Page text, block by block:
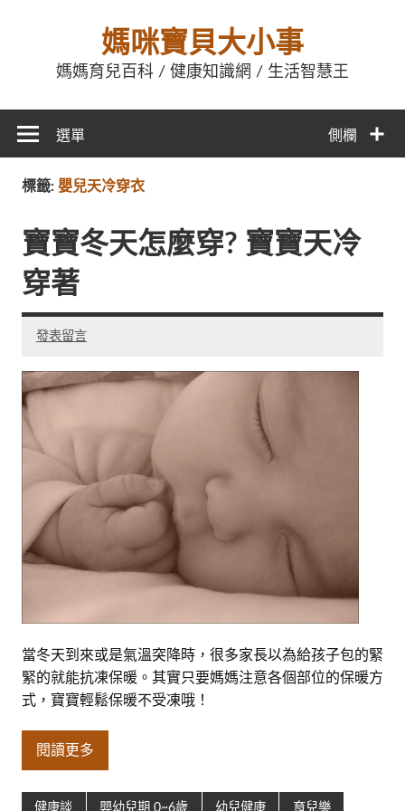
媽咪寶貝大小事
媽媽育兒百科 / 健康知識網 / 生活智慧王
側欄
選單
標籤: 嬰兒天冷穿衣
寶寶冬天怎麼穿? 寶寶天冷
穿著
發表留言
當冬天到來或是氣溫突降時，很多家長以為給孩子包的緊
緊的就能抗凍保暖。其實只要媽媽注意各個部位的保暖方
式，寶寶輕鬆保暖不受凍哦！
閱讀更多
健康談 嬰幼兒期 0~6歲 幼兒健康 育兒樂